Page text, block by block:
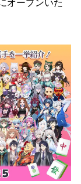
オープンいた